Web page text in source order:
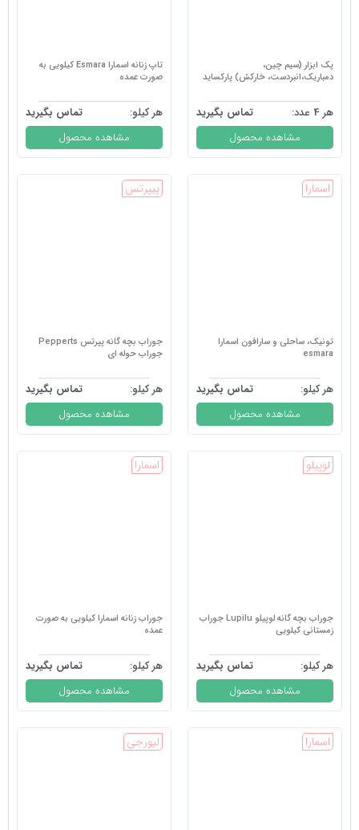
پک ابزار (سیم چین،
دمباریک،انبردست، خارکش) پارکساید
هر 4 عدد:
تماس بگیرید
مشاهده محصول
تاپ زنانه اسمارا Esmara کیلویی به
صورت عمده
هر کیلو:
تماس بگیرید
مشاهده محصول
اسمارا
تونیک، ساحلی و سارافون اسمارا
esmara
هر کیلو:
تماس بگیرید
مشاهده محصول
پیپرتس
جوراب بچه گانه پپرتس Pepperts
جوراب حوله ای
هر کیلو:
تماس بگیرید
مشاهده محصول
لوپیلو
جوراب بچه گانه لوپیلو Lupilu جوراب
زمستانی کیلویی
هر کیلو:
تماس بگیرید
مشاهده محصول
اسمارا
جوراب زنانه اسمارا کیلویی به صورت
عمده
هر کیلو:
تماس بگیرید
مشاهده محصول
اسمارا لیورجی